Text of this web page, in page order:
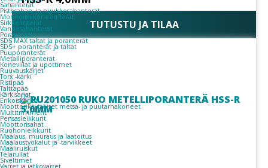
Sahanterät
Pistosahan- ja puukkosahanterät
Monitoimikoneen terät
Sirkkelinterät
Vannesahanterät
Poranterät
SDS MAX taltat ja poranterät
SDS+ poranterät ja taltat
Puuporanterät
Metalliporanterät
Koneviilat ja upottimet
Ruuvauskärjet
Torx -kärki
Ristipää
Talttapää
Kärkisarjat
Erikoiskärjet
Moottorikäyttöiset metsä- ja puutarhakoneet
Multitrimmerit
Pensasleikkurit
Moottorisahat
Ruohonleikkurit
Maalaus, muuraus ja laatoitus
Maalaustyökalut ja -tarvikkeet
Maaliruiskut
Telarullat
Siveltimet
Varret ja jatkovarret
TUTUSTU JA TILAA